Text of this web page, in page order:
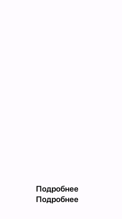
Подробнее
Подробнее